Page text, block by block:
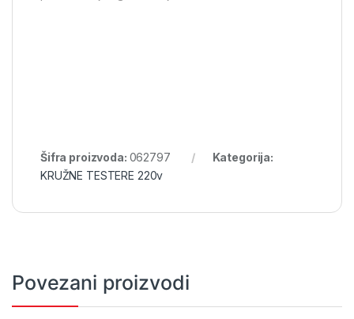
Šifra proizvoda: 062797
Kategorija:
KRUŽNE TESTERE 220v
Povezani proizvodi